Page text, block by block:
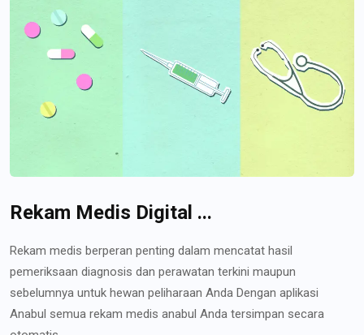
Rekam Medis Digital ...
Rekam medis berperan penting dalam mencatat hasil
pemeriksaan diagnosis dan perawatan terkini maupun
sebelumnya untuk hewan peliharaan Anda Dengan aplikasi
Anabul semua rekam medis anabul Anda tersimpan secara